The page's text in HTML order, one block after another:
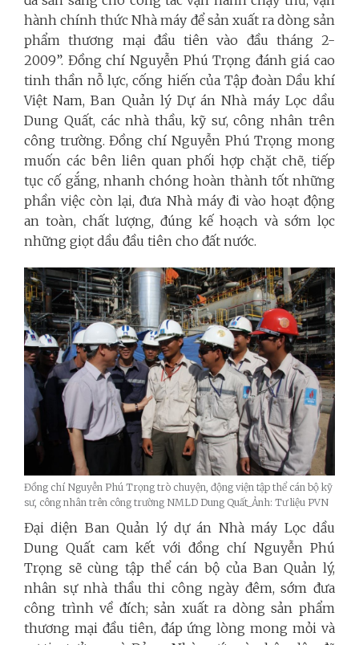
hành chính thức Nhà máy để sản xuất ra dòng sản
phẩm thương mại đầu tiên vào đầu tháng 2-
2009”. Đồng chí Nguyễn Phú Trọng đánh giá cao
tinh thần nỗ lực, cống hiến của Tập đoàn Dầu khí
Việt Nam, Ban Quản lý Dự án Nhà máy Lọc dầu
Dung Quất, các nhà thầu, kỹ sư, công nhân trên
công trường. Đồng chí Nguyễn Phú Trọng mong
muốn các bên liên quan phối hợp chặt chẽ, tiếp
tục cố gắng, nhanh chóng hoàn thành tốt những
phần việc còn lại, đưa Nhà máy đi vào hoạt động
an toàn, chất lượng, đúng kế hoạch và sớm lọc
những giọt dầu đầu tiên cho đất nước.
Đồng chí Nguyễn Phú Trọng trò chuyện, động viện tập thể cán bộ kỹ
sư, công nhân trên công trường NMLD Dung Quất_Ảnh: Tư liệu PVN
Đại diện Ban Quản lý dự án Nhà máy Lọc dầu
Dung Quất cam kết với đồng chí Nguyễn Phú
Trọng sẽ cùng tập thể cán bộ của Ban Quản lý,
nhân sự nhà thầu thi công ngày đêm, sớm đưa
công trình về đích; sản xuất ra dòng sản phẩm
thương mại đầu tiên, đáp ứng lòng mong mỏi và